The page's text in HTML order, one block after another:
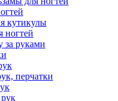
кутикулы
за руками
перчатки